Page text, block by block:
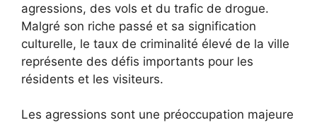
agressions, des vols et du trafic de drogue.
Malgré son riche passé et sa signification
culturelle, le taux de criminalité élevé de la ville
représente des défis importants pour les
résidents et les visiteurs.
Les agressions sont une préoccupation majeure